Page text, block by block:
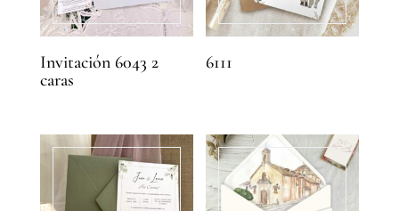
Invitación 6043 2
caras
6111